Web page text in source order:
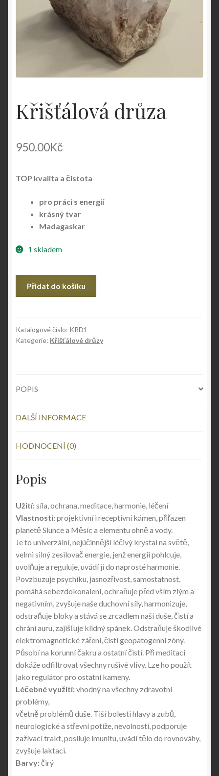
Křišťálová drůza
950.00Kč
TOP kvalita a čistota
pro práci s energií
krásný tvar
Madagaskar
1 skladem
Křišťálová
Přidat do košíku
Katalogové číslo: KRD1
Kategorie: Křišťálové drůzy
POPIS
DALŠÍ INFORMACE
HODNOCENÍ (0)
Popis
Užití:síla, ochrana, meditace, harmonie, léčení
Vlastnosti:projektivní i receptivní kámen, přiřazen
planetě Slunce a Měsíc a elementu ohně a vody.
Je to univerzální, nejúčinnější léčivý krystal na světě,
velmi silný zesilovač energie, jenž energii pohlcuje,
uvolňuje a reguluje, uvádí ji do naprosté harmonie.
Povzbuzuje psychiku, jasnozřivost, samostatnost,
pomáhá sebezdokonalení, ochraňuje před vším zlým a
negativním, zvyšuje naše duchovní síly, harmonizuje,
odstraňuje bloky a stává se zrcadlem naší duše, čistí a
chrání auru, zajišťuje klidný spánek. Odstraňuje škodlivé
elektromagnetické záření, čistí geopatogenní zóny.
Působí na korunní čakru a ostatní čistí. Při meditaci
dokáže odfiltrovat všechny rušivé vlivy. Lze ho použít
jako regulátor pro ostatní kameny.
Léčebné využití:vhodný na všechny zdravotní
problémy,
včetně problémů duše. Tiší bolesti hlavy a zubů,
neurologické a střevní potíže, nevolnosti, podporuje
zažívací trakt, posiluje imunitu, uvádí tělo do rovnováhy,
zvyšuje laktaci.
Barvy:čirý